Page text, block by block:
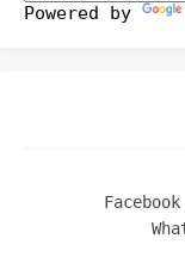
Powered by
كيفية إرسال صوت من Facebook